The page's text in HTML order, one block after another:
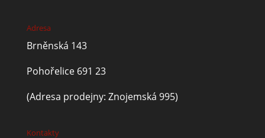
Adresa
Brněnská 143
Pohořelice 691 23
(Adresa prodejny: Znojemská 995)
Kontakty